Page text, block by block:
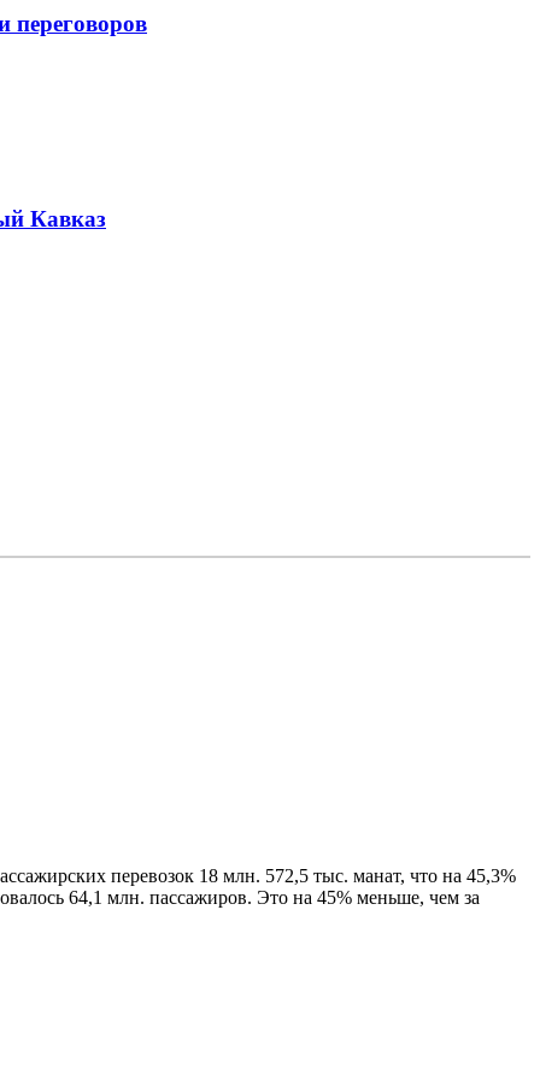
переговоров
Кавказ
перевозок 18 млн. 572,5 тыс. манат, что на 45,3%
64,1 млн. пассажиров. Это на 45% меньше, чем за